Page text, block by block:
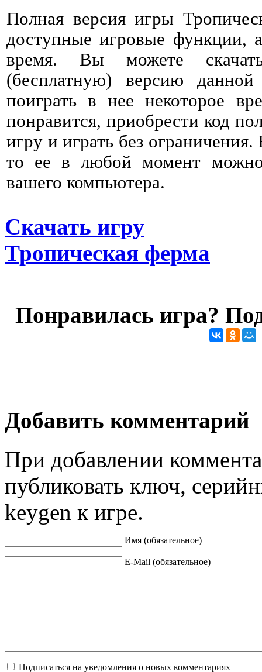
Полная версия игры
доступные игровые функции,
время. Вы можете
(бесплатную) версию
поиграть в нее некоторое
понравится, приобрести код
игру и играть без
то ее в любой момент можно
вашего компьютера.
Скачать игру
Тропическая ферма
Понравилась игра?
Добавить комментарий
При добавлении
публиковать ключ,
keygen к игре.
Имя (обязательное)
E-Mail (обязательное)
Подписаться на уведомления о новых комментариях